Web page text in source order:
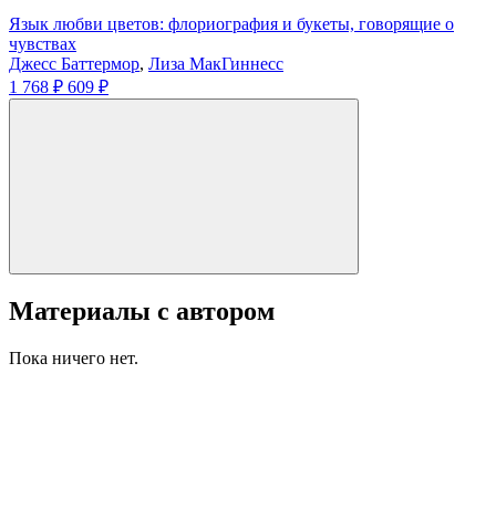
Язык любви цветов: флориография и букеты, говорящие о
чувствах
Джесс Баттермор, Лиза МакГиннесс
1 768 ₽ 609 ₽
Материалы с автором
Пока ничего нет.